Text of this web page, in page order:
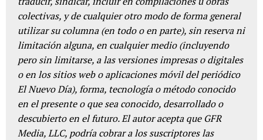
colectivas, y de cualquier otro modo de forma general
utilizar su columna (en todo o en parte), sin reserva ni
limitación alguna, en cualquier medio (incluyendo
pero sin limitarse, a las versiones impresas o digitales
o en los sitios web o aplicaciones móvil del periódico
El Nuevo Día), forma, tecnología o método conocido
en el presente o que sea conocido, desarrollado o
descubierto en el futuro. El autor acepta que GFR
Media, LLC, podría cobrar a los suscriptores las